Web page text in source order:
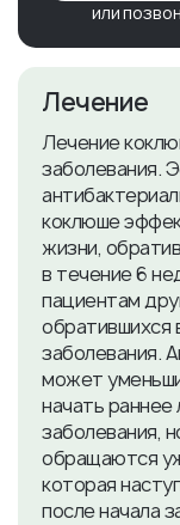
или
Лечение
Лечение
заболевания.
коклюше
жизни,
в течение 6
пациентам
обратившихся
заболевания.
может
начать
заболевания,
обращаются
которая
после начала